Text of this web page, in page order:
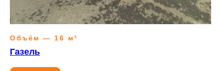
Объём — 16 м³
Газель